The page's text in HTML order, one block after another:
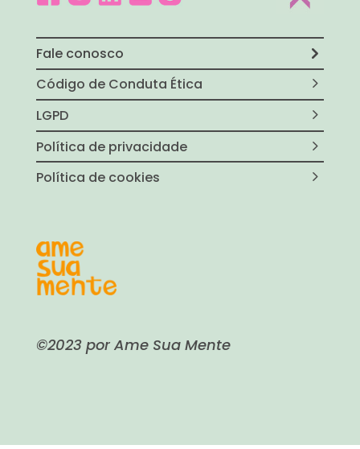
Fale conosco
Código de Conduta Ética
LGPD
Política de privacidade
Política de cookies
©2023 por Ame Sua Mente